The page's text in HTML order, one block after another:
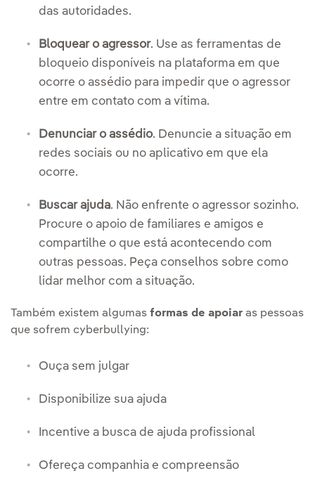
das autoridades.
Bloquear o agressor. Use as ferramentas de
bloqueio disponíveis na plataforma em que
ocorre o assédio para impedir que o agressor
entre em contato com a vítima.
Denunciar o assédio. Denuncie a situação em
redes sociais ou no aplicativo em que ela
ocorre.
Buscar ajuda. Não enfrente o agressor sozinho.
Procure o apoio de familiares e amigos e
compartilhe o que está acontecendo com
outras pessoas. Peça conselhos sobre como
lidar melhor com a situação.
Também existem algumas formas de apoiar as pessoas
que sofrem cyberbullying:
Ouça sem julgar
Disponibilize sua ajuda
Incentive a busca de ajuda profissional
Ofereça companhia e compreensão